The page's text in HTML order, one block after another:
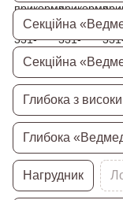
Секційна
Секційна
Глибока з
Глибока
Нагрудник